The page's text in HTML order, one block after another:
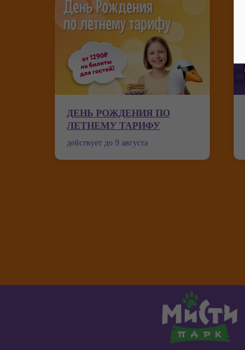
ДЕНЬ РОЖДЕНИЯ ПО
ЛЕТНЕМУ ТАРИФУ
действует до 9 августа